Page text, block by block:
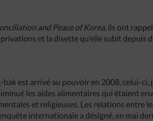
and Peace of Korea, ils ont
et la disette qu’elle subit depuis
est arrivé au pouvoir en 2008, celui-ci,
les aides alimentaires qui étaient
et religieuses. Les relations entre
internationale a désigné, en mai